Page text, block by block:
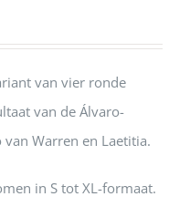
van vier ronde
van de Álvaro-
Warren en Laetitia.
in S tot XL-formaat.